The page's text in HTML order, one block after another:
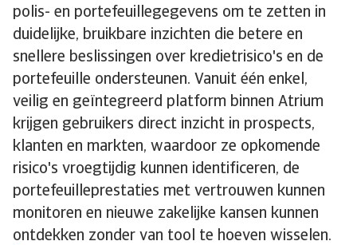
polis- en portefeuillegegevens om te zetten in
duidelijke, bruikbare inzichten die betere en
snellere beslissingen over kredietrisico's en de
portefeuille ondersteunen. Vanuit één enkel,
veilig en geïntegreerd platform binnen Atrium
krijgen gebruikers direct inzicht in prospects,
klanten en markten, waardoor ze opkomende
risico's vroegtijdig kunnen identificeren, de
portefeuilleprestaties met vertrouwen kunnen
monitoren en nieuwe zakelijke kansen kunnen
ontdekken zonder van tool te hoeven wisselen.